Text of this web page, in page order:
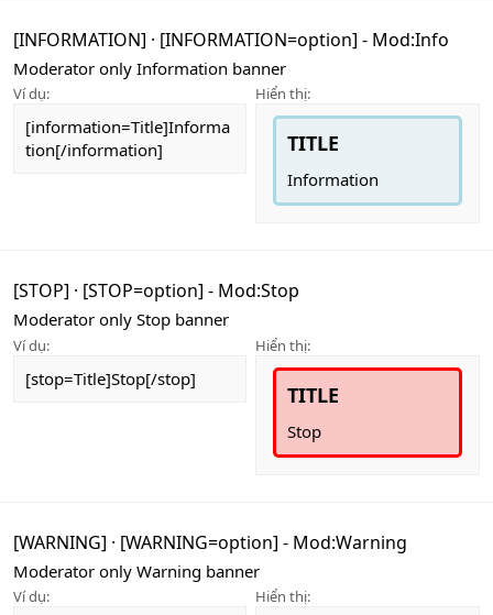
[INFORMATION] · [INFORMATION=option] - Mod:Info
Moderator only Information banner
Ví dụ:
[information=Title]Informa
tion[/information]
Hiển thị:
TITLE
Information
[STOP] · [STOP=option] - Mod:Stop
Moderator only Stop banner
Ví dụ:
[stop=Title]Stop[/stop]
Hiển thị:
TITLE
Stop
[WARNING] · [WARNING=option] - Mod:Warning
Moderator only Warning banner
Ví dụ: Hiển thị: